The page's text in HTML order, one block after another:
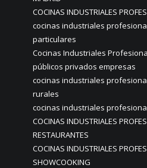
COCINAS INDUSTRIALES
cocinas industriales
particulares
Cocinas Industriales
públicos privados empresas
cocinas industriales
rurales
cocinas industriales
COCINAS INDUSTRIALES
RESTAURANTES
COCINAS INDUSTRIALES
SHOWCOOKING